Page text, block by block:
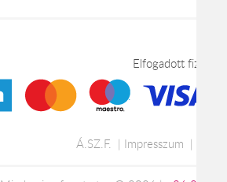
Elfogadott fizetési
Á.SZ.F. Impresszum